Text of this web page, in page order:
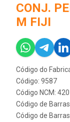
CONJ.
M FIJI
Código do
Código: 9587
Código NCM:
Código de
Código de